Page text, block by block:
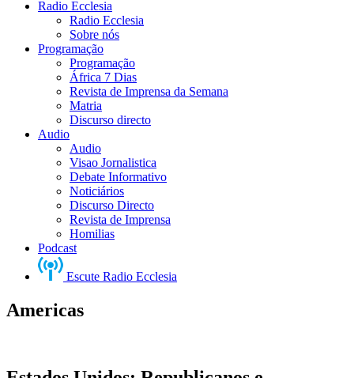
Radio Ecclesia
Radio Ecclesia
Sobre nós
Programação
Programação
África 7 Dias
Revista de Imprensa da Semana
Matria
Discurso directo
Audio
Audio
Visao Jornalistica
Debate Informativo
Noticiários
Discurso Directo
Revista de Imprensa
Homilias
Podcast
Escute Radio Ecclesia
Americas